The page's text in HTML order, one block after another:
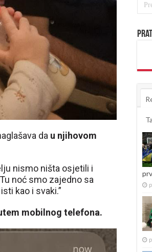
da u njihovom
nismo ništa osjetili i
noć smo zajedno sa
kao i svaki.”
mobilnog telefona.